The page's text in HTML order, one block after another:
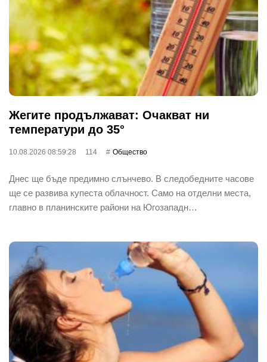
Жегите продължават: Очакват ни
температури до 35°
10.08.2026 08:59:28 114 Общество
Днес ще бъде предимно слънчево. В следобедните часове
ще се развива купеста облачност. Само на отделни места,
главно в планинските райони на Югозападн…